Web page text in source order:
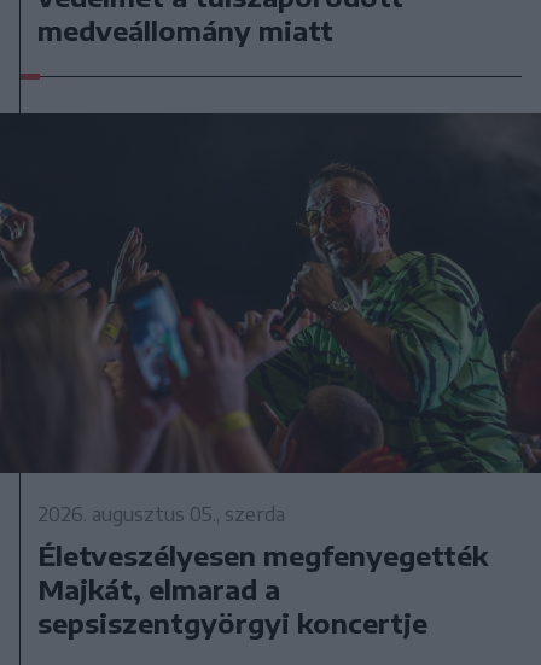
medveállomány miatt
2026. augusztus 05., szerda
Életveszélyesen megfenyegették
Majkát, elmarad a
sepsiszentgyörgyi koncertje